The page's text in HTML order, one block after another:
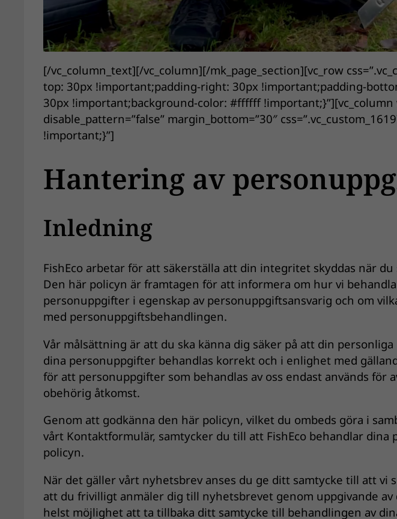
[/vc_column_text][/vc_column][/mk_page_section][vc_row
top: 30px !important;padding-right: 30px !important;padding-
30px !important;background-color: #ffffff !important;}”][vc_column
disable_pattern=”false” margin_bottom=”30″
!important;}”]
Hantering av
Inledning
FishEco arbetar för att säkerställa att din integritet skyddas när
Den här policyn är framtagen för att informera om hur vi
personuppgifter i egenskap av personuppgiftsansvarig och om
med personuppgiftsbehandlingen.
Vår målsättning är att du ska känna dig säker på att din
dina personuppgifter behandlas korrekt och i enlighet med
för att personuppgifter som behandlas av oss endast används för
obehörig åtkomst.
Genom att godkänna den här policyn, vilket du ombeds göra i
vårt Kontaktformulär, samtycker du till att FishEco behandlar
policyn.
När det gäller vårt nyhetsbrev anses du ge ditt samtycke till att vi
att du frivilligt anmäler dig till nyhetsbrevet genom uppgivande av
helst möjlighet att ta tillbaka ditt samtycke till behandlingen av